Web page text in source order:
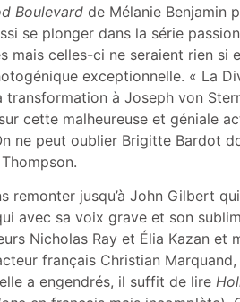
Boulevard de Mélanie Benjamin
se plonger dans la série
celles-ci ne seraient rien si
exceptionnelle. « La
à Joseph von
cette malheureuse et géniale
ne peut oublier Brigitte Bardot
remonter jusqu’à John Gilbert
avec sa voix grave et son
Nicholas Ray et Élia Kazan
français Christian
a engendrés, il suffit de lire